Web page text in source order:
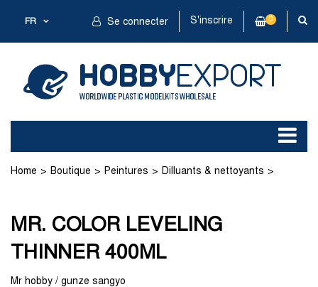
FR Se connecter S'inscrire 0
Home Boutique Peintures Dilluants & nettoyants
MR. COLOR LEVELING
THINNER 400ML
Mr hobby / gunze sangyo